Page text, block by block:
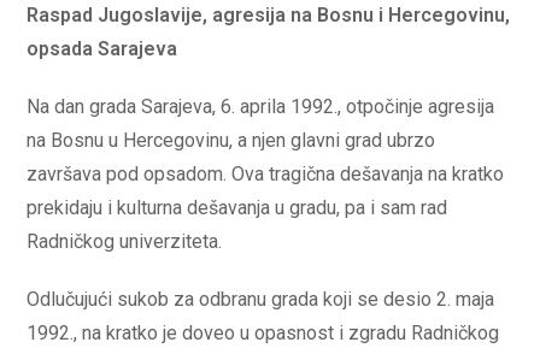
Raspad Jugoslavije, agresija na Bosnu i Hercegovinu,
opsada Sarajeva
Na dan grada Sarajeva, 6. aprila 1992., otpočinje agresija
na Bosnu u Hercegovinu, a njen glavni grad ubrzo
završava pod opsadom. Ova tragična dešavanja na kratko
prekidaju i kulturna dešavanja u gradu, pa i sam rad
Radničkog univerziteta.
Odlučujući sukob za odbranu grada koji se desio 2. maja
1992., na kratko je doveo u opasnost i zgradu Radničkog